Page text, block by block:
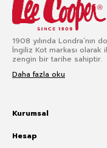
1908 yılında Londra’nın
İngiliz Kot markası olarak
zengin bir tarihe sahiptir.
Daha fazla oku
Kurumsal
Hesap